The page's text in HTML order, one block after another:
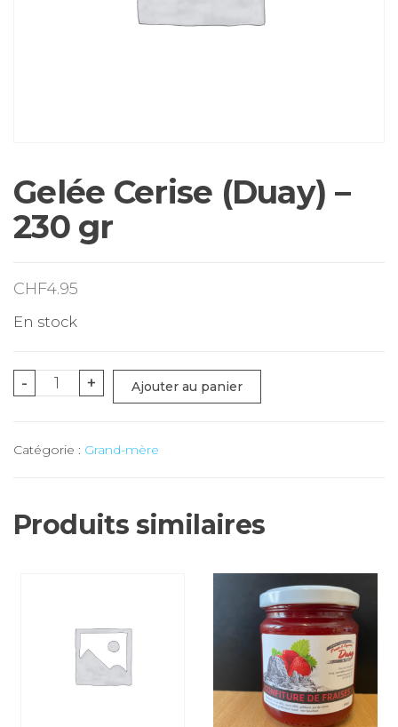
Gelée Cerise (Duay) –
230 gr
CHF4.95
En stock
-
quantité
Cerise
230
+ Ajouter au panier
Catégorie : Grand-mère
Produits similaires